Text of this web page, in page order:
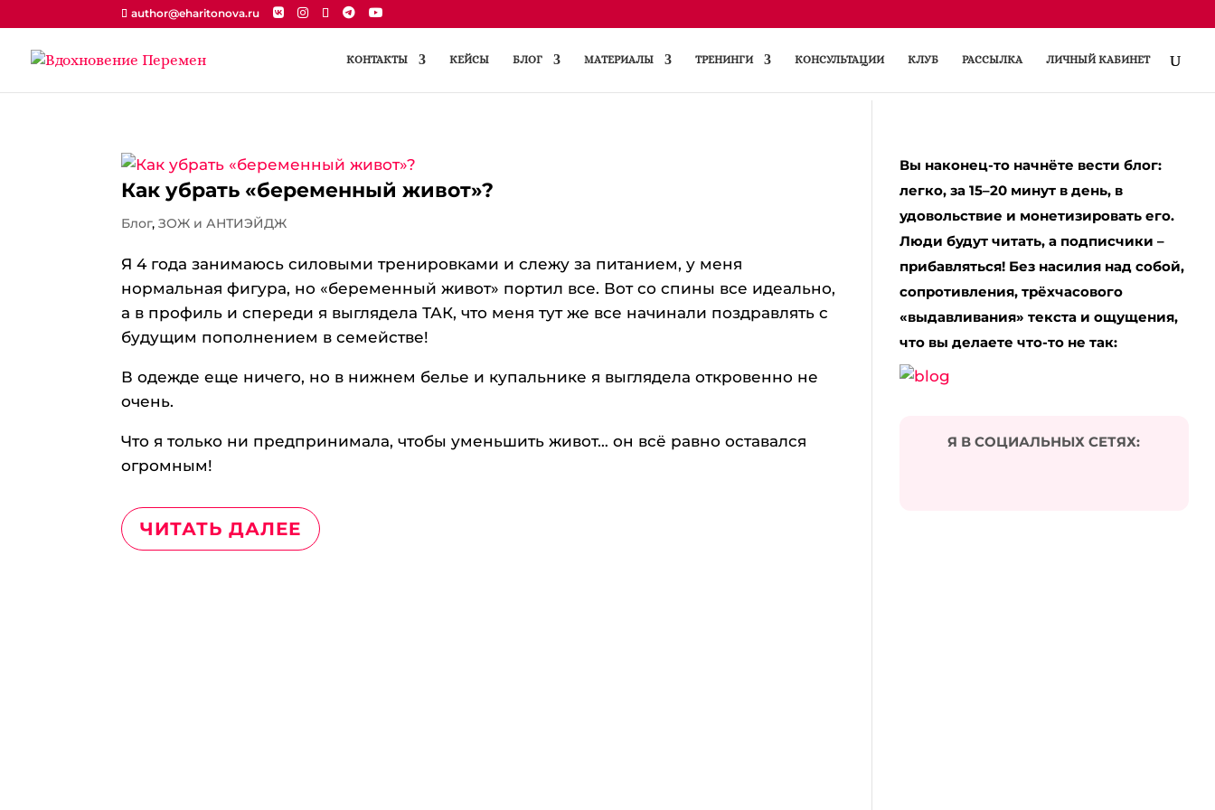
author@eharitonova.ru
КОНТАКТЫ КЕЙСЫ БЛОГ МАТЕРИАЛЫ ТРЕНИНГИ КОНСУЛЬТАЦИИ КЛУБ РАССЫЛКА ЛИЧНЫЙ КАБИНЕТ
Как убрать «беременный живот»?
Блог,ЗОЖ и АНТИЭЙДЖ
Я 4 года занимаюсь силовыми тренировками и слежу за питанием, у меня
нормальная фигура, но «беременный живот» портил все. Вот со спины все идеально,
а в профиль и спереди я выглядела ТАК, что меня тут же все начинали поздравлять с
будущим пополнением в семействе!
В одежде еще ничего, но в нижнем белье и купальнике я выглядела откровенно не
очень.
Что я только ни предпринимала, чтобы уменьшить живот… он всё равно оставался
огромным!
ЧИТАТЬ ДАЛЕЕ
Вы наконец-то начнёте вести блог:
легко, за 15–20 минут в день, в
удовольствие и монетизировать его.
Люди будут читать, а подписчики –
прибавляться! Без насилия над собой,
сопротивления, трёхчасового
«выдавливания» текста и ощущения,
что вы делаете что-то не так:
Я В СОЦИАЛЬНЫХ СЕТЯХ: